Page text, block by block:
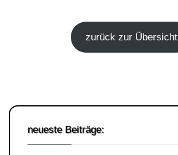
zurück zur Übersicht
neueste Beiträge: